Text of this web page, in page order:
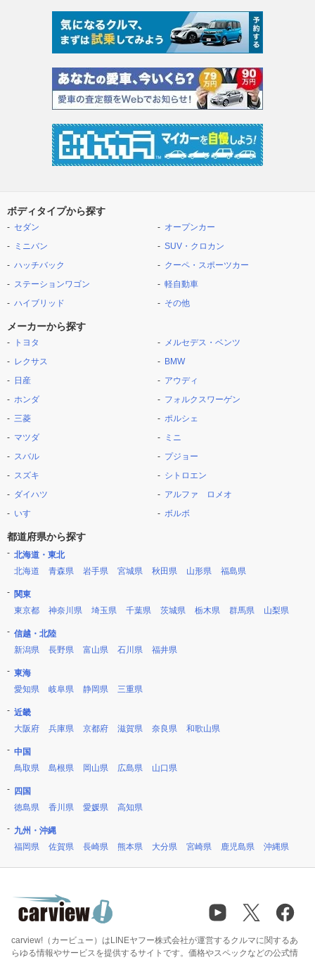
ボディタイプから探す
セダン
ミニバン
ハッチバック
ステーションワゴン
ハイブリッド
オープンカー
SUV・クロカン
クーペ・スポーツカー
軽自動車
その他
メーカーから探す
トヨタ
レクサス
日産
ホンダ
三菱
マツダ
スバル
スズキ
ダイハツ
いすゞ
メルセデス・ベンツ
BMW
アウディ
フォルクスワーゲン
ポルシェ
ミニ
プジョー
シトロエン
アルファ ロメオ
ボルボ
都道府県から探す
北海道・東北
北海道
青森県 岩手県 宮城県 秋田県 山形県 福島県
関東
東京都
神奈川県 埼玉県 千葉県 茨城県 栃木県 群馬県 山梨県
信越・北陸
新潟県
長野県 富山県 石川県 福井県
東海
愛知県
岐阜県 静岡県 三重県
近畿
大阪府
兵庫県 京都府 滋賀県 奈良県 和歌山県
中国
鳥取県
島根県 岡山県 広島県 山口県
四国
徳島県
香川県 愛媛県 高知県
九州・沖縄
福岡県
佐賀県 長崎県 熊本県 大分県 宮崎県 鹿児島県 沖縄県
carview!（カービュー）はLINEヤフー株式会社が運営するクルマに関するあ
らゆる情報やサービスを提供するサイトです。価格やスペックなどの公式情